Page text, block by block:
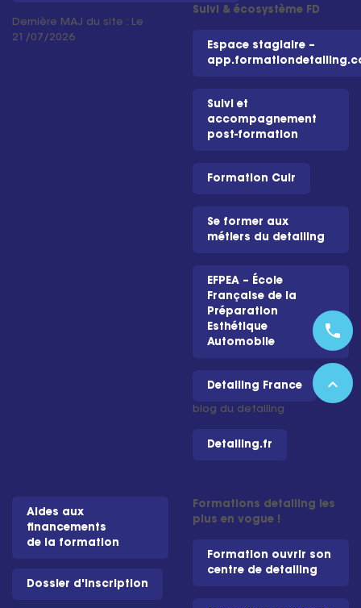
Dernière MAJ du site : Le
21/07/2026
Suivi & écosystème FD
Espace stagiaire –
Suivi et
accompagnement
post-formation
Formation Cuir
Se former aux
métiers du detailing
EFPEA – École
Française de la
Préparation
Esthétique
Automobile
Detailing France – Le
blog du detailing
Detailing.fr
Aides aux
financements
de la formation
Dossier d'inscription
Formations detailing les
plus en vogue !
Formation ouvrir son
centre de detailing
phone
expand_less